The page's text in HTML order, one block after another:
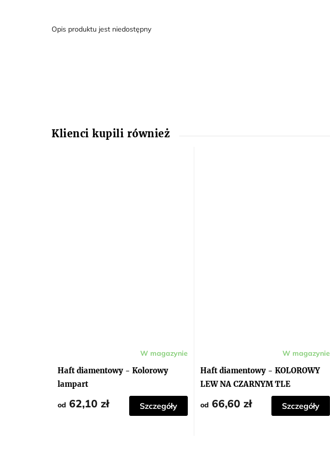
Opis produktu jest niedostępny
Haft diamentowy - Kolorowy
lampart
W magazynie
od 62,10 zł Szczegóły
Haft diamentowy - KOLOROWY
LEW NA CZARNYM TLE
W magazynie
od 66,60 zł Szczegóły